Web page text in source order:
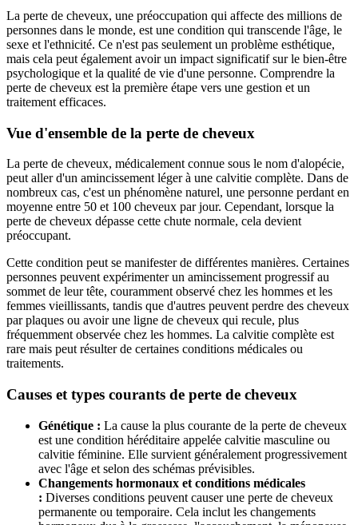
La perte de cheveux, une préoccupation qui affecte des millions de
personnes dans le monde, est une condition qui transcende l'âge, le
sexe et l'ethnicité. Ce n'est pas seulement un problème esthétique,
mais cela peut également avoir un impact significatif sur le bien-être
psychologique et la qualité de vie d'une personne. Comprendre la
perte de cheveux est la première étape vers une gestion et un
traitement efficaces.
Vue d'ensemble de la perte de cheveux
La perte de cheveux, médicalement connue sous le nom d'alopécie,
peut aller d'un amincissement léger à une calvitie complète. Dans de
nombreux cas, c'est un phénomène naturel, une personne perdant en
moyenne entre 50 et 100 cheveux par jour. Cependant, lorsque la
perte de cheveux dépasse cette chute normale, cela devient
préoccupant.
Cette condition peut se manifester de différentes manières. Certaines
personnes peuvent expérimenter un amincissement progressif au
sommet de leur tête, couramment observé chez les hommes et les
femmes vieillissants, tandis que d'autres peuvent perdre des cheveux
par plaques ou avoir une ligne de cheveux qui recule, plus
fréquemment observée chez les hommes. La calvitie complète est
rare mais peut résulter de certaines conditions médicales ou
traitements.
Causes et types courants de perte de cheveux
Génétique : La cause la plus courante de la perte de cheveux
est une condition héréditaire appelée calvitie masculine ou
calvitie féminine. Elle survient généralement progressivement
avec l'âge et selon des schémas prévisibles.
Changements hormonaux et conditions médicales
: Diverses conditions peuvent causer une perte de cheveux
permanente ou temporaire. Cela inclut les changements